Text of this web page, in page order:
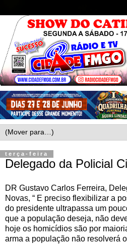
terça-feira
Delegado da Policial
DR Gustavo Carlos Ferreira,
Novas, “ E preciso flexibilizar a
do presidente ultrapassa um
que a população deseja, não
hoje os homicídios são por
arma a população não resolverá